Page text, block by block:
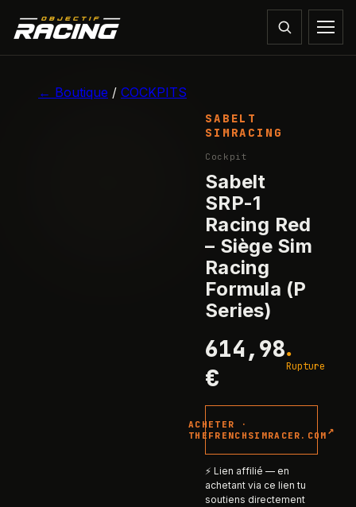
← Boutique / COCKPITS
1/5
SABELT
SIMRACING
Cockpit
Sabelt
SRP-1
Racing Red
– Siège Sim
Racing
Formula (P
Series)
614,98
€
●
Rupture
ACHETER ·
THEFRENCHSIMRACER.COM ↗
⚡ Lien affilié — en
achetant via ce lien tu
soutiens directement